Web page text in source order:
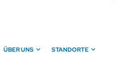
ÜBER UNS STANDORTE